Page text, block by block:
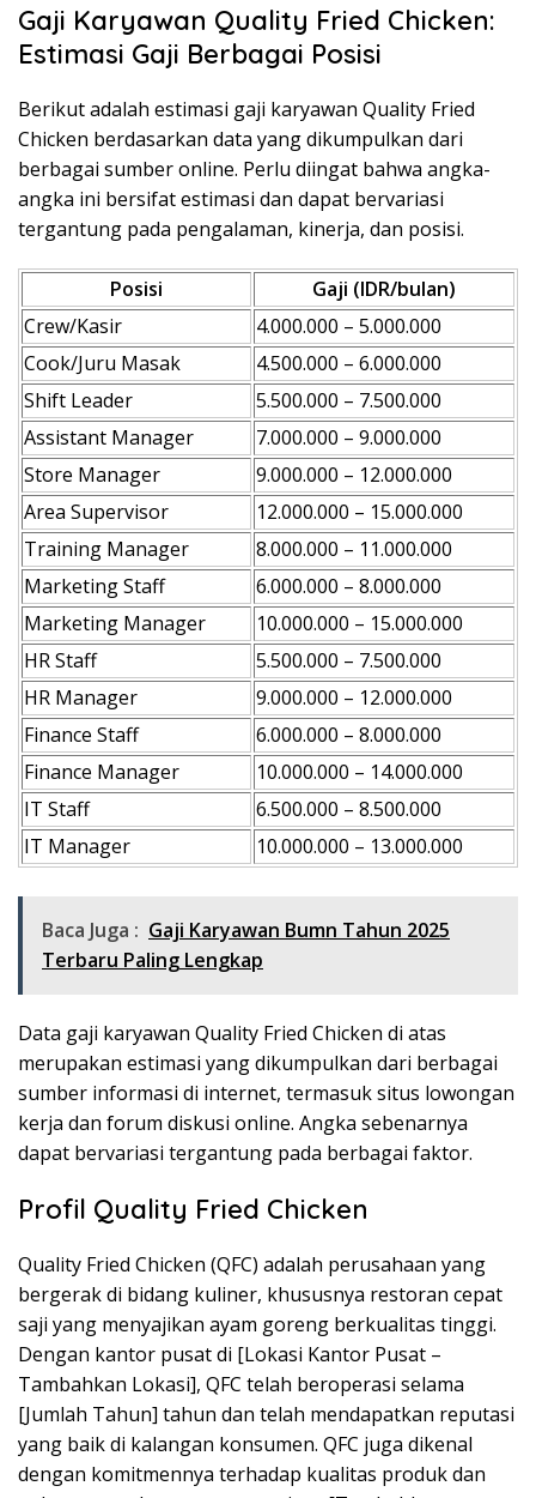
Gaji Karyawan Quality Fried Chicken:
Estimasi Gaji Berbagai Posisi
Berikut adalah estimasi gaji karyawan Quality Fried
Chicken berdasarkan data yang dikumpulkan dari
berbagai sumber online. Perlu diingat bahwa angka-
angka ini bersifat estimasi dan dapat bervariasi
tergantung pada pengalaman, kinerja, dan posisi.
Posisi
Gaji (IDR/bulan)
Crew/Kasir
4.000.000 – 5.000.000
Cook/Juru Masak
4.500.000 – 6.000.000
Shift Leader
5.500.000 – 7.500.000
Assistant Manager
7.000.000 – 9.000.000
Store Manager
9.000.000 – 12.000.000
Area Supervisor
12.000.000 – 15.000.000
Training Manager
8.000.000 – 11.000.000
Marketing Staff
6.000.000 – 8.000.000
Marketing Manager
10.000.000 – 15.000.000
HR Staff
5.500.000 – 7.500.000
HR Manager
9.000.000 – 12.000.000
Finance Staff
6.000.000 – 8.000.000
Finance Manager
10.000.000 – 14.000.000
IT Staff
6.500.000 – 8.500.000
IT Manager
10.000.000 – 13.000.000
Baca Juga : Gaji Karyawan Bumn Tahun 2025
Terbaru Paling Lengkap
Data gaji karyawan Quality Fried Chicken di atas
merupakan estimasi yang dikumpulkan dari berbagai
sumber informasi di internet, termasuk situs lowongan
kerja dan forum diskusi online. Angka sebenarnya
dapat bervariasi tergantung pada berbagai faktor.
Profil Quality Fried Chicken
Quality Fried Chicken (QFC) adalah perusahaan yang
bergerak di bidang kuliner, khususnya restoran cepat
saji yang menyajikan ayam goreng berkualitas tinggi.
Dengan kantor pusat di [Lokasi Kantor Pusat –
Tambahkan Lokasi], QFC telah beroperasi selama
[Jumlah Tahun] tahun dan telah mendapatkan reputasi
yang baik di kalangan konsumen. QFC juga dikenal
dengan komitmennya terhadap kualitas produk dan